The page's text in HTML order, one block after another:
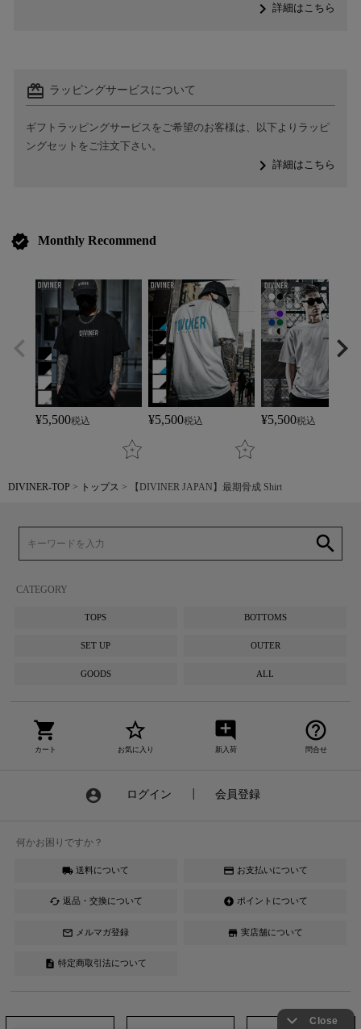
navigate_next詳細はこちら
card_giftcard ラッピングサービスについて
ギフトラッピングサービスをご希望のお客様は、以下よりラッピ
ングセットをご注文下さい。
navigate_next詳細はこちら
verified Monthly Recommend
¥5,500税込 ¥5,500税込 ¥5,500税込
DIVINER-TOP トップス 【DIVINER JAPAN】最期骨成 Shirt
search
CATEGORY
TOPS BOTTOMS
SET UP OUTER
GOODS ALL
shopping_cart
カート
star_border
お気に入り
add_comment
新入荷
help_outline
問合せ
account_circle ログイン 会員登録
何かお困りですか？
local_shipping 送料について credit_card お支払いについて
cached 返品・交換について offline_bolt ポイントについて
mail_outline メルマガ登録 store 実店舗について
description 特定商取引法について